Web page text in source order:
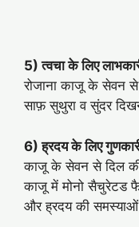
5) त्वचा के लिए
रोजाना काजू के सेवन
साफ़ सुथुरा व सुंदर
6) ह्रदय के लिए
काजू के सेवन से दिल
काजू में मोनो सैचुरेटड
और ह्रदय की